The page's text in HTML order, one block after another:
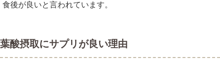
食後が良いと言われています。
葉酸摂取にサプリが良い理由